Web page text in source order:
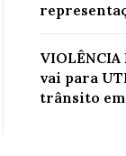
VIOLÊNCIA
vai para
trânsito em